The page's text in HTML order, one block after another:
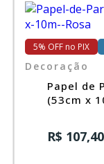
Piscina
Ferramentas
5% OFF no PIX
Decoração
Papel de
(53cm x
R$ 107,40